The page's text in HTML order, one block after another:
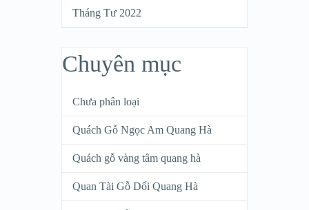
Tháng Tư 2022
Chuyên mục
Chưa phân loại
Quách Gỗ Ngọc Am Quang Hà
Quách gỗ vàng tâm quang hà
Quan Tài Gỗ Dổi Quang Hà